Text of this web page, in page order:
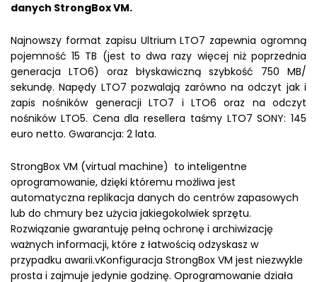
danych StrongBox VM.
Najnowszy format zapisu Ultrium LTO7 zapewnia ogromną
pojemność 15 TB (jest to dwa razy więcej niż poprzednia
generacja LTO6) oraz błyskawiczną szybkość 750 MB/
sekundę. Napędy LTO7 pozwalają zarówno na odczyt jak i
zapis nośników generacji LTO7 i LTO6 oraz na odczyt
nośników LTO5. Cena dla resellera taśmy LTO7 SONY: 145
euro netto. Gwarancja: 2 lata.
StrongBox VM (virtual machine) to inteligentne
oprogramowanie, dzięki któremu możliwa jest
automatyczna replikacja danych do centrów zapasowych
lub do chmury bez użycia jakiegokolwiek sprzętu.
Rozwiązanie gwarantuję pełną ochronę i archiwizację
ważnych informacji, które z łatwością odzyskasz w
przypadku awarii.vKonfiguracja StrongBox VM jest niezwykle
prosta i zajmuje jedynie godzinę. Oprogramowanie działa